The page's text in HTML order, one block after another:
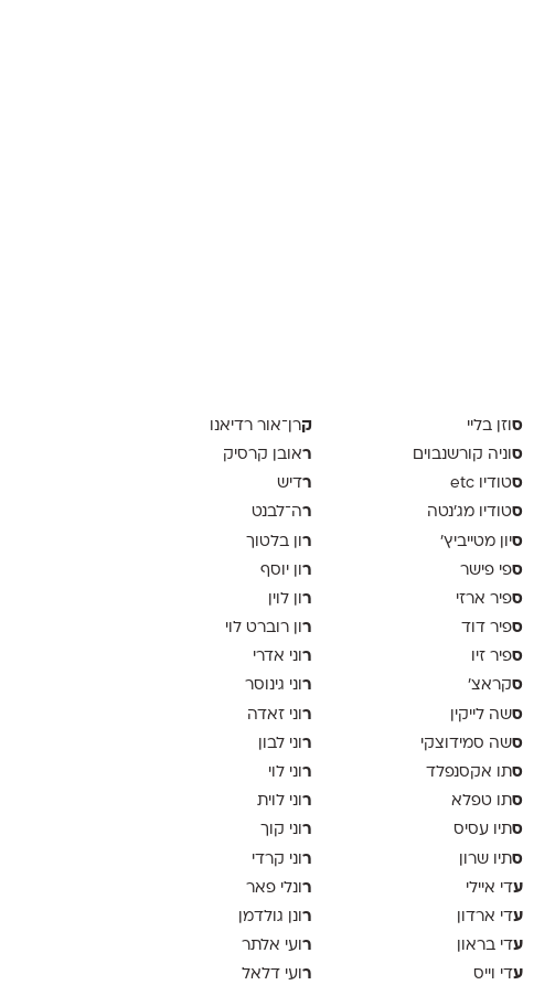
ס וזן בליי
ס וניה קורשנבוים
סטודיו etc
סטודיו מג'נטה
סיון מטייביץ׳
ספי פישר
ספיר ארזי
ספיר דוד
ספיר זיו
סקראצ׳
סשה לייקין
סשה סמידוצקי
סתו אקסנפלד
סתו טפלא
סתיו עסיס
סתיו שרון
עדי איילי
עדי ארדון
עדי בראון
עדי וייס
קרן־אור רדיאנו
ראובן קרסיק
רדיש
רה־לבנט
רון בלטוך
רון יוסף
רון לוין
רון רוברט לוי
רוני אדרי
רוני גינוסר
רוני זאדה
רוני לבון
רוני לוי
רוני לוית
רוני קוך
רוני קרדי
רונלי פאר
רונן גולדמן
רועי אלתר
רועי דלאל